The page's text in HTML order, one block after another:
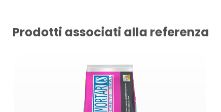
Prodotti associati alla referenza